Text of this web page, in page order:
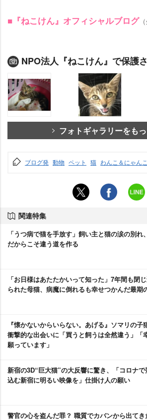
■『ねこけん』オフィシャルブログ
NPO法人『ねこけん』で保護
フォトギャラリーをも
ブログ発 動物 ペット 猫 わんこ＆にゃんこ
関連特集
「うつ病で猫を手放す」飼い主と猫の涙の別れ
だからこそ違う道を作る
「お日様はあたたかいって知った」7年間も閉
られた母猫、病魔に倒れるも幸せつかんだ最期
『懐かないからいらない。あげる』ソマリの子
衝撃的な出会いに「買うと飼うは全然違う」「
願っています」
新宿の3D“巨大猫”の大反響に驚き、「コロナで
込む新宿に明るい映像を」仕掛け人の願い
警官の心を盗んだ罪？ 職質でカバンから出てき